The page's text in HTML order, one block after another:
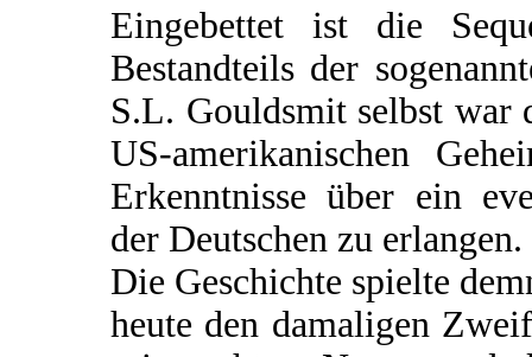
Eingebettet ist die
Bestandteils der
S.L. Gouldsmit selbst war
US-amerikanischen
Erkenntnisse über ein
der Deutschen zu erlangen.
Die Geschichte spielte
heute den damaligen